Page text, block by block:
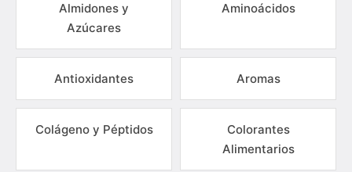
Almidones y
Azúcares
Aminoácidos
Antioxidantes Aromas
Colágeno y Péptidos
Colorantes
Alimentarios